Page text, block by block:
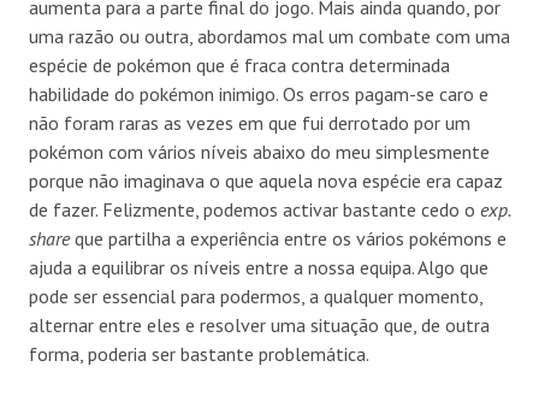
aumenta para a parte final do jogo. Mais ainda quando, por
uma razão ou outra, abordamos mal um combate com uma
espécie de pokémon que é fraca contra determinada
habilidade do pokémon inimigo. Os erros pagam-se caro e
não foram raras as vezes em que fui derrotado por um
pokémon com vários níveis abaixo do meu simplesmente
porque não imaginava o que aquela nova espécie era capaz
de fazer. Felizmente, podemos activar bastante cedo o exp.
shareque partilha a experiência entre os vários pokémons e
ajuda a equilibrar os níveis entre a nossa equipa. Algo que
pode ser essencial para podermos, a qualquer momento,
alternar entre eles e resolver uma situação que, de outra
forma, poderia ser bastante problemática.